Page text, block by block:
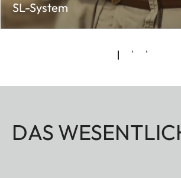
SL-System
DAS